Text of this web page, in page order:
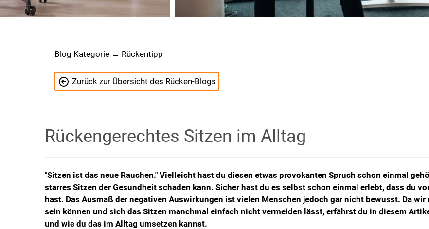
Blog Kategorie → Rückentipp
Zurück zur Übersicht des Rücken-Blogs
Rückengerechtes Sitzen im Alltag
"Sitzen ist das neue Rauchen." Vielleicht hast du diesen etwas provokanten Spruch schon einmal
starres Sitzen der Gesundheit schaden kann. Sicher hast du es selbst schon einmal erlebt, dass du
hast. Das Ausmaß der negativen Auswirkungen ist vielen Menschen jedoch gar nicht bewusst. Da
sein können und sich das Sitzen manchmal einfach nicht vermeiden lässt, erfährst du in diesem
und wie du das im Alltag umsetzen kannst.